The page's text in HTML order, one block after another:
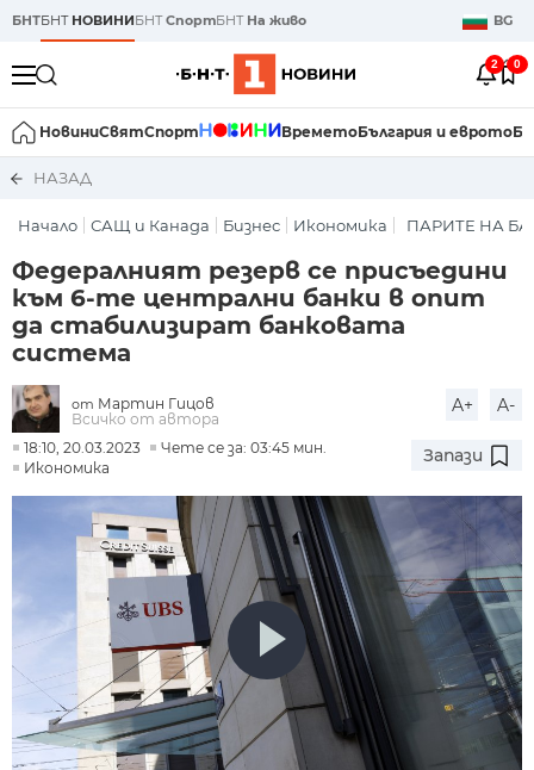
БНТБНТ НОВИНИБНТСпортБНТ На живо BG
2 0
НовиниСвятСпорт ВреметоБългария и еврото
НАЗАД
Начало САЩ и Канада Бизнес Икономика ПАРИТЕ НА
Федералният резерв се присъедини
към 6-те централни банки в опит
да стабилизират банковата
система
от Мартин Гицов
Всичко от автора
A+ A-
18:10, 20.03.2023
Чете се за: 03:45 мин.
Икономика
Запази